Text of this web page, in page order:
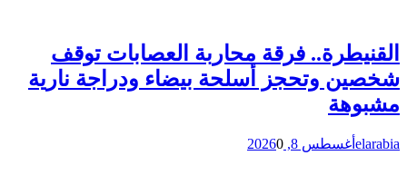
القنيطرة.. فرقة محاربة العصابات توقف
شخصين وتحجز أسلحة بيضاء ودراجة نارية
مشبوهة
elarabia أغسطس 8, 2026 0